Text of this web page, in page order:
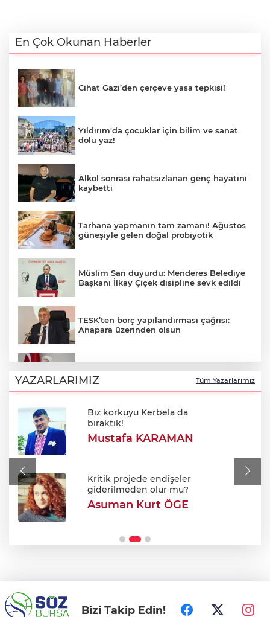
En Çok Okunan Haberler
Cihat Gazi’den çerçeve yasa tepkisi!
Yıldırım'da çocuklar için bilim ve sanat
dolu yaz!
Alkol sonrası rahatsızlanan genç hayatını
kaybetti
Tarhana yapmanın tam zamanı! Ağustos
güneşiyle gelen doğal probiyotik
Müslim Sarı duyurdu: Menderes Belediye
Başkanı İlkay Çiçek disipline sevk edildi
TESK’ten borç yapılandırması çağrısı:
Anapara üzerinden olsun
"Önceliğim annelik!"
Bursa’da çalıntı araç kovalamacası
kıskaçla bitti!
Sınırda 500 Bin Euroluk Kaçakçılık
YAZARLARIMIZ Tüm Yazarlarımız
Biz korkuyu Kerbela da
bıraktık!
Mustafa KARAMAN
Kritik projede endişeler
giderilmeden olur mu?
Asuman Kurt ÖGE
Bizi Takip Edin!